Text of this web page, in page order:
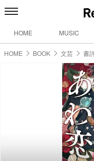
HOME MUSIC
HOME BOOK 文芸 書